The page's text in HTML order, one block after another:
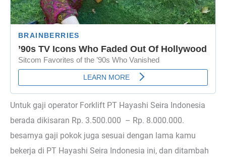
Untuk gaji operator Forklift PT Hayashi Seira Indonesia
berada dikisaran Rp. 3.500.000 – Rp. 8.000.000.
besarnya gaji pokok juga sesuai dengan lama kamu
bekerja di PT Hayashi Seira Indonesia ini, dan ditambah